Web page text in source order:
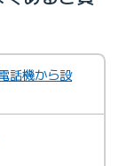
話機から設